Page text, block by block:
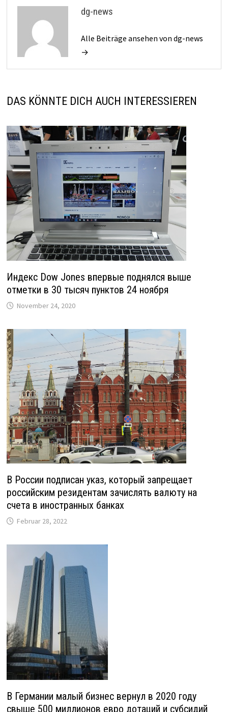
dg-news
Alle Beiträge ansehen von dg-news
→
DAS KÖNNTE DICH AUCH INTERESSIEREN
Индекс Dow Jones впервые поднялся выше
отметки в 30 тысяч пунктов 24 ноября
November 24, 2020
В России подписан указ, который запрещает
российским резидентам зачислять валюту на
счета в иностранных банках
Februar 28, 2022
В Германии малый бизнес вернул в 2020 году
свыше 500 миллионов евро дотаций и субсидий